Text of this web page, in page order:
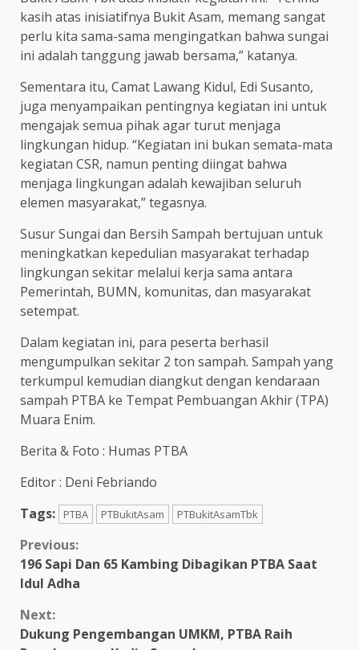
kasih atas inisiatifnya Bukit Asam, memang sangat
perlu kita sama-sama mengingatkan bahwa sungai
ini adalah tanggung jawab bersama,” katanya.
Sementara itu, Camat Lawang Kidul, Edi Susanto,
juga menyampaikan pentingnya kegiatan ini untuk
mengajak semua pihak agar turut menjaga
lingkungan hidup. “Kegiatan ini bukan semata-mata
kegiatan CSR, namun penting diingat bahwa
menjaga lingkungan adalah kewajiban seluruh
elemen masyarakat,” tegasnya.
Susur Sungai dan Bersih Sampah bertujuan untuk
meningkatkan kepedulian masyarakat terhadap
lingkungan sekitar melalui kerja sama antara
Pemerintah, BUMN, komunitas, dan masyarakat
setempat.
Dalam kegiatan ini, para peserta berhasil
mengumpulkan sekitar 2 ton sampah. Sampah yang
terkumpul kemudian diangkut dengan kendaraan
sampah PTBA ke Tempat Pembuangan Akhir (TPA)
Muara Enim.
Berita & Foto : Humas PTBA
Editor : Deni Febriando
Tags:
PTBA PTBukitAsam PTBukitAsamTbk
Continue
Reading
Previous:
196 Sapi Dan 65 Kambing Dibagikan PTBA Saat
Idul Adha
Next:
Dukung Pengembangan UMKM, PTBA Raih